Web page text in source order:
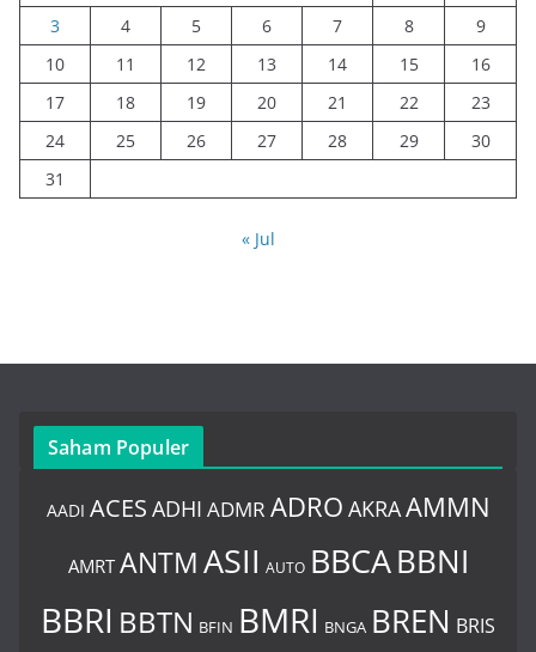
3
4 5 6 7 8
9
10
11 12 13 14 15
16
17
18 19 20 21 22
23
24
25 26 27 28 29
30
31
« Jul
Saham Populer
AADI ACES ADHI ADMR ADRO AKRAAMMN
AMRT ANTMASII AUTO BBCABBNI
BBRI BBTN BFIN BMRI BNGA BREN BRIS